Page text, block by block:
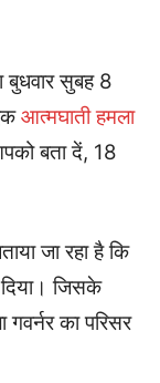
बुधवार सुबह 8
आत्मघाती हमला
बता दें, 18
जा रहा है कि
जिसके
का परिसर